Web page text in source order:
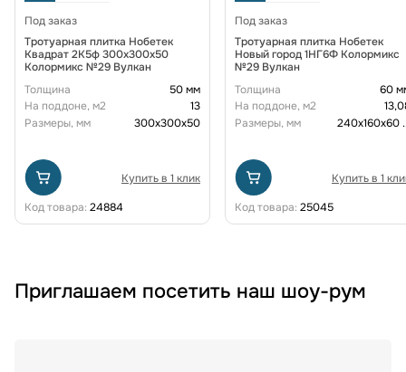
Под заказ
Тротуарная плитка Нобетек
Квадрат 2К5ф 300x300x50
Колормикс №29 Вулкан
Толщина
50 мм
На поддоне, м2
13
Размеры, мм
300х300х50
Купить в 1 клик
Код товара: 24884
Под заказ
Тротуарная плитка Нобетек
Новый город 1НГ6Ф Колормикс
№29 Вулкан
Толщина
60
На поддоне, м2
Размеры, мм
240х160х60
Купить в 1
Код товара: 25045
Приглашаем посетить наш шоу-рум